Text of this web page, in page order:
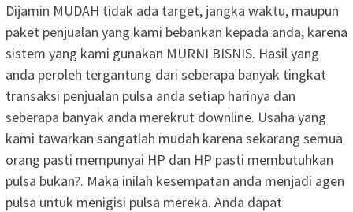
Dijamin MUDAH tidak ada target, jangka waktu, maupun
paket penjualan yang kami bebankan kepada anda, karena
sistem yang kami gunakan MURNI BISNIS. Hasil yang
anda peroleh tergantung dari seberapa banyak tingkat
transaksi penjualan pulsa anda setiap harinya dan
seberapa banyak anda merekrut downline. Usaha yang
kami tawarkan sangatlah mudah karena sekarang semua
orang pasti mempunyai HP dan HP pasti membutuhkan
pulsa bukan?. Maka inilah kesempatan anda menjadi agen
pulsa untuk menigisi pulsa mereka. Anda dapat